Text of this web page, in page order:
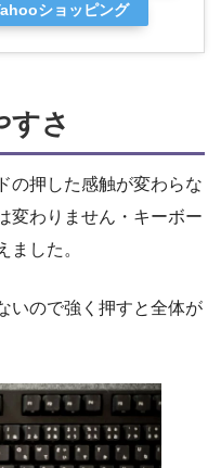
ショッピング
すさ
の押した感触が変わらな
変わりません・キーボー
ました。
いので強く押すと全体が